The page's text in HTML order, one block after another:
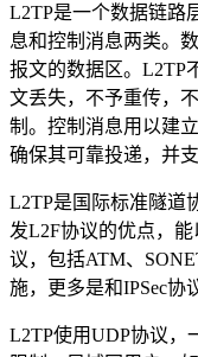
L2TP是一个数据链路
息和控制消息两类。
报文的数据区。L2TP
文丢失，不予重传，
制。控制消息用以建
确保其可靠投递，并
L2TP是国际标准隧道
发L2F协议的优点，
议，包括ATM、
施，更多是和IPSec协
L2TP使用UDP协议，